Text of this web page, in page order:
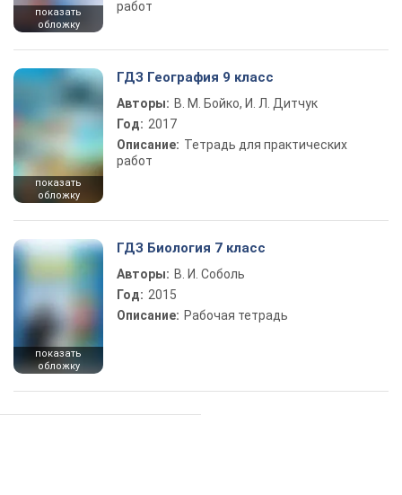
показать
обложку
работ
показать
обложку
ГДЗ География 9 класс
Авторы: В. М. Бойко, И. Л. Дитчук
Год: 2017
Описание: Тетрадь для практических
работ
показать
обложку
ГДЗ Биология 7 класс
Авторы: В. И. Соболь
Год: 2015
Описание: Рабочая тетрадь